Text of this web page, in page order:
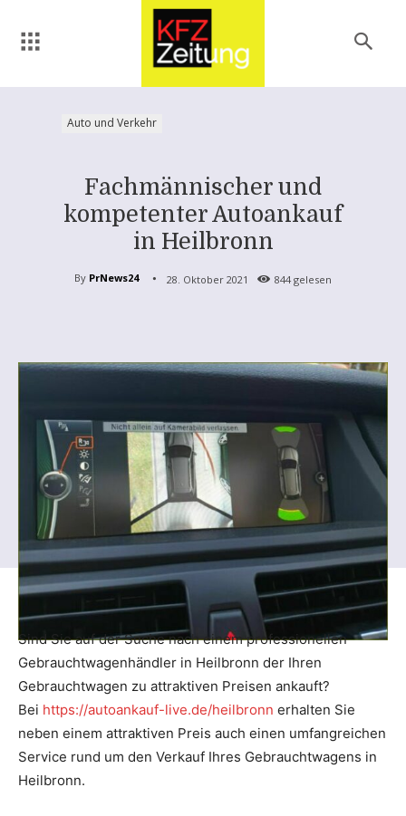
Auto und Verkehr
Fachmännischer und
kompetenter Autoankauf
in Heilbronn
By PrNews24 28. Oktober 2021 844 gelesen
Sind Sie auf der Suche nach einem professionellen
Gebrauchtwagenhändler in Heilbronn der Ihren
Gebrauchtwagen zu attraktiven Preisen ankauft?
Bei https://autoankauf-live.de/heilbronn erhalten Sie
neben einem attraktiven Preis auch einen umfangreichen
Service rund um den Verkauf Ihres Gebrauchtwagens in
Heilbronn.